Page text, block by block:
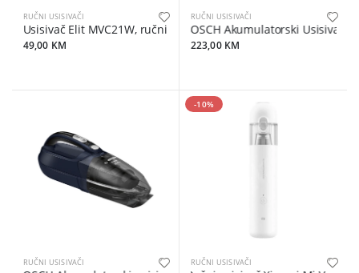
RUČNI USISIVAČI
Usisivač Elit MVC21W, ručni
49,00 KM
RUČNI USISIVAČI
BOSCH Akumulatorski Usisivač
223,00 KM
RUČNI USISIVAČI
-10%
RUČNI USISIVAČI